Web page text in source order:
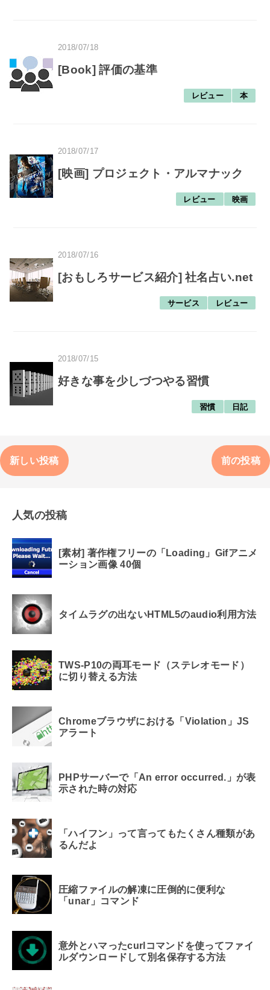
2018/07/18
[Book] 評価の基準
レビュー 本
2018/07/17
[映画] プロジェクト・アルマナック
レビュー 映画
2018/07/16
[おもしろサービス紹介] 社名占い.net
サービス レビュー
2018/07/15
好きな事を少しづつやる習慣
習慣 日記
新しい投稿 前の投稿
人気の投稿
[素材] 著作権フリーの「Loading」Gifアニメ
ーション画像 40個
タイムラグの出ないHTML5のaudio利用方法
TWS-P10の両耳モード（ステレオモード）
に切り替える方法
Chromeブラウザにおける「Violation」JS
アラート
PHPサーバーで「An error occurred.」が表
示された時の対応
「ハイフン」って言ってもたくさん種類があ
るんだよ
圧縮ファイルの解凍に圧倒的に便利な
「unar」コマンド
意外とハマったcurlコマンドを使ってファイ
ルダウンロードして別名保存する方法